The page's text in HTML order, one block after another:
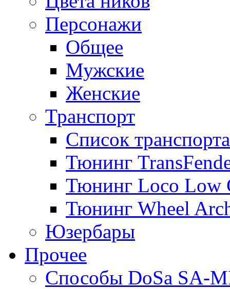
Персонажи
Общее
Мужские
Женские
Транспорт
Список транспорта
Тюнинг
Тюнинг Loco Low
Тюнинг Wheel
Юзербары
Прочее
Cпособы DoSа SA-